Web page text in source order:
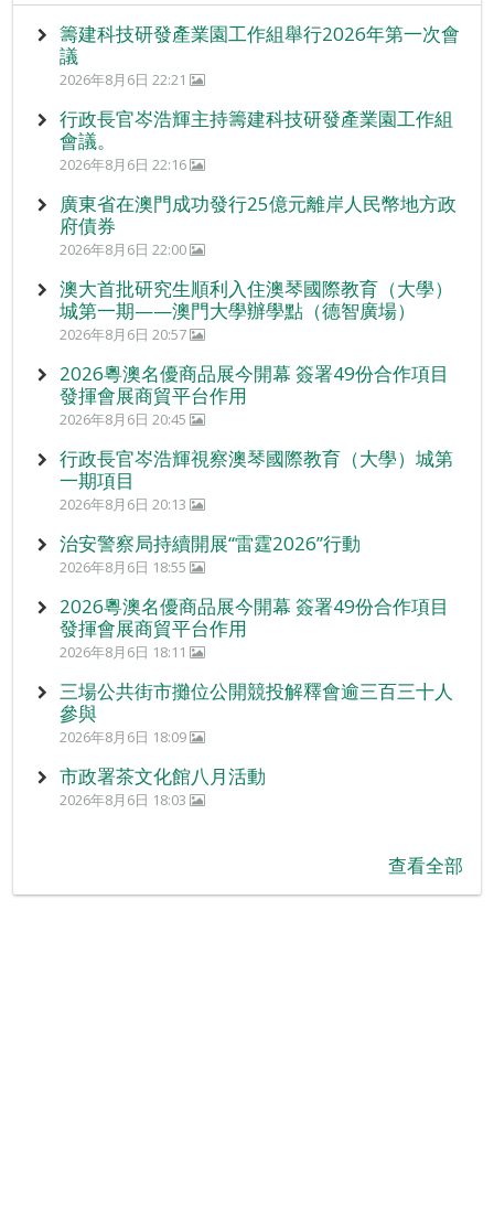
籌建科技研發產業園工作組舉行2026年第一次會
議
2026年8月6日 22:21
行政長官岑浩輝主持籌建科技研發產業園工作組
會議。
2026年8月6日 22:16
廣東省在澳門成功發行25億元離岸人民幣地方政
府債券
2026年8月6日 22:00
澳大首批研究生順利入住澳琴國際教育（大學）
城第一期——澳門大學辦學點（德智廣場）
2026年8月6日 20:57
2026粵澳名優商品展今開幕 簽署49份合作項目
發揮會展商貿平台作用
2026年8月6日 20:45
行政長官岑浩輝視察澳琴國際教育（大學）城第
一期項目
2026年8月6日 20:13
治安警察局持續開展“雷霆2026”行動
2026年8月6日 18:55
2026粵澳名優商品展今開幕 簽署49份合作項目
發揮會展商貿平台作用
2026年8月6日 18:11
三場公共街市攤位公開競投解釋會逾三百三十人
參與
2026年8月6日 18:09
市政署茶文化館八月活動
2026年8月6日 18:03
查看全部